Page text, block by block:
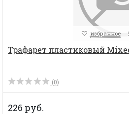
избранное
Трафарет пластиковый
(0)
226 руб.